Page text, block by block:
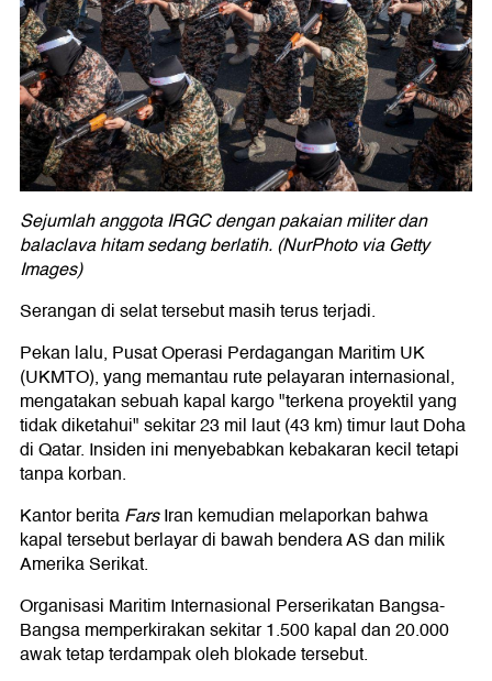
Sejumlah anggota IRGC dengan pakaian militer dan
balaclava hitam sedang berlatih. (NurPhoto via Getty
Images)
Serangan di selat tersebut masih terus terjadi.
Pekan lalu, Pusat Operasi Perdagangan Maritim UK
(UKMTO), yang memantau rute pelayaran internasional,
mengatakan sebuah kapal kargo "terkena proyektil yang
tidak diketahui" sekitar 23 mil laut (43 km) timur laut Doha
di Qatar. Insiden ini menyebabkan kebakaran kecil tetapi
tanpa korban.
Kantor beritaFarsIran kemudian melaporkan bahwa
kapal tersebut berlayar di bawah bendera AS dan milik
Amerika Serikat.
Organisasi Maritim Internasional Perserikatan Bangsa-
Bangsa memperkirakan sekitar 1.500 kapal dan 20.000
awak tetap terdampak oleh blokade tersebut.